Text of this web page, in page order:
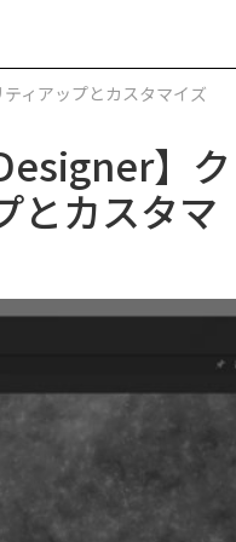
ィアップとカスタマイズ
】ク
とカスタマ